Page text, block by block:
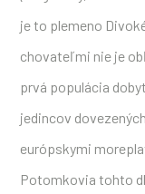
je to plemeno
chovateľmi nie je
prvá populácia
jedincov
európskymi
Potomkovia tohto